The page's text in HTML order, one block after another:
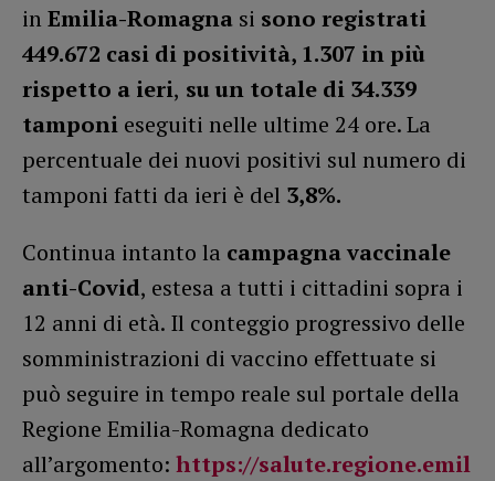
inEmilia-Romagna si sono registrati
449.672 casi di positività, 1.307 in più
rispetto a ieri, su un totale di 34.339
tamponi eseguiti nelle ultime 24 ore. La
percentuale dei nuovi positivi sul numero di
tamponi fatti da ieri è del 3,8%.
Continua intanto la campagna vaccinale
anti-Covid, estesa a tutti i cittadini sopra i
12 anni di età. Il conteggio progressivo delle
somministrazioni di vaccino effettuate si
può seguire in tempo reale sul portale della
Regione Emilia-Romagna dedicato
all’argomento: https://salute.regione.emil